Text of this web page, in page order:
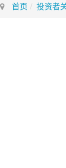
首页 投资者